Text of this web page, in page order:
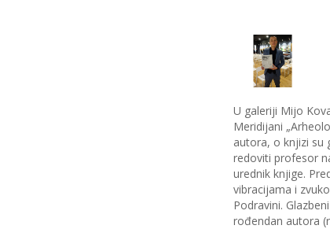
U galeriji Mijo
Meridijani
autora, o knjizi su
redoviti profesor
urednik knjige.
vibracijama i
Podravini.
rođendan autora